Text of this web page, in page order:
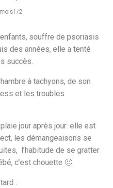
2
souffre de psoriasis
des années, elle a tenté
succès.
à tachyons, de son
et les troubles
jour après jour: elle est
les démangeaisons se
l’habitude de se gratter
c’est chouette 🙂
: